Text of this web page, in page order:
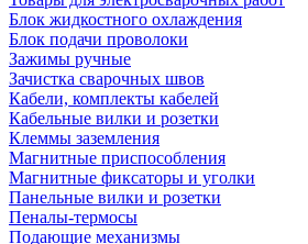
Блок жидкостного охлаждения
Блок подачи проволоки
Зажимы ручные
Зачистка сварочных швов
Кабели, комплекты кабелей
Кабельные вилки и розетки
Клеммы заземления
Магнитные приспособления
Магнитные фиксаторы и уголки
Панельные вилки и розетки
Пеналы-термосы
Подающие механизмы